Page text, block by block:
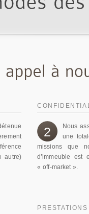
autre)
2
Nous
une
missions que
d’immeuble est
« off-market ».